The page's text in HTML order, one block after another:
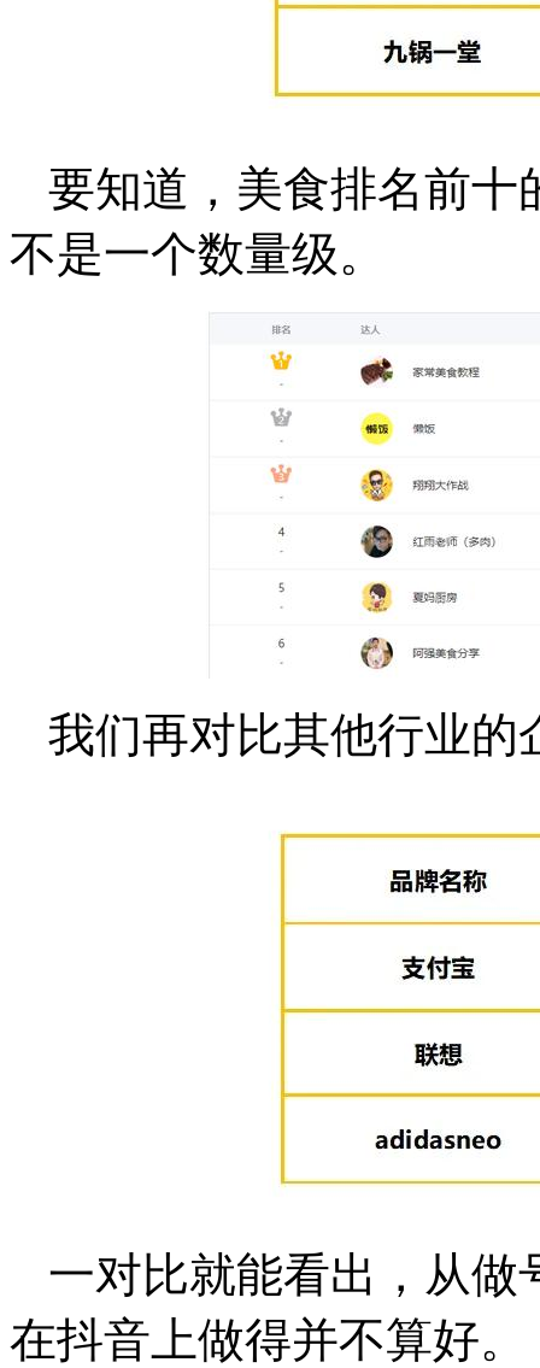
要知道，美食排名前十
不是一个数量级。
我们再对比其他行业的
一对比就能看出，从做
在抖音上做得并不算好。